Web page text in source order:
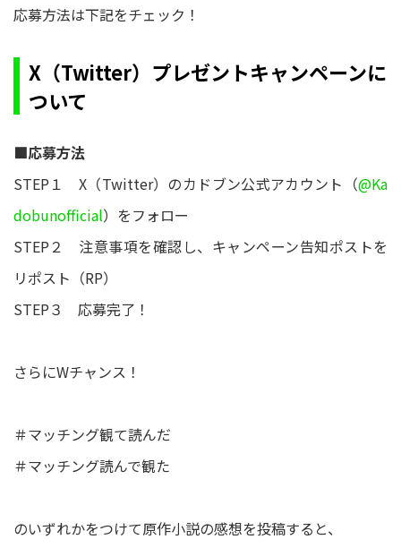
応募方法は下記をチェック！
X（Twitter）プレゼントキャンペーンに
ついて
■応募方法
STEP１ X（Twitter）のカドブン公式アカウント（@Ka
dobunofficial）をフォロー
STEP２ 注意事項を確認し、キャンペーン告知ポストを
リポスト（RP）
STEP３ 応募完了！
さらにWチャンス！
＃マッチング観て読んだ
＃マッチング読んで観た
のいずれかをつけて原作小説の感想を投稿すると、